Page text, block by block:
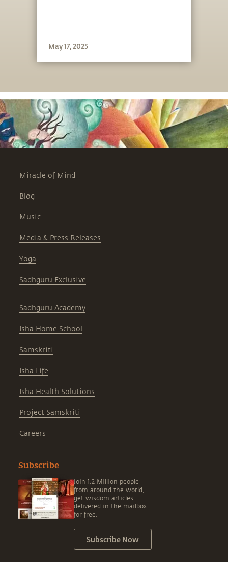
May 17, 2025
Miracle of Mind
Blog
Music
Media & Press Releases
Yoga
Sadhguru Exclusive
Sadhguru Academy
Isha Home School
Samskriti
Isha Life
Isha Health Solutions
Project Samskriti
Careers
Subscribe
Join 1.2 Million people
from around the world,
get wisdom articles
delivered in the mailbox
for free.
Subscribe Now